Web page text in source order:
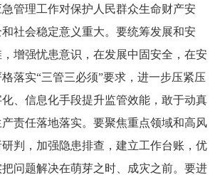
管理工作对保护人民群众生命财产安
社会稳定意义重大。要统筹发展和安
增强忧患意识，在发展中固安全，在安
落实“三管三必须”要求，进一步压紧压
、信息化手段提升监管效能，敢于动真
责任落地落实。要聚焦重点领域和高风
判，加强隐患排查，建立工作台账，优
问题解决在萌芽之时、成灾之前。要进